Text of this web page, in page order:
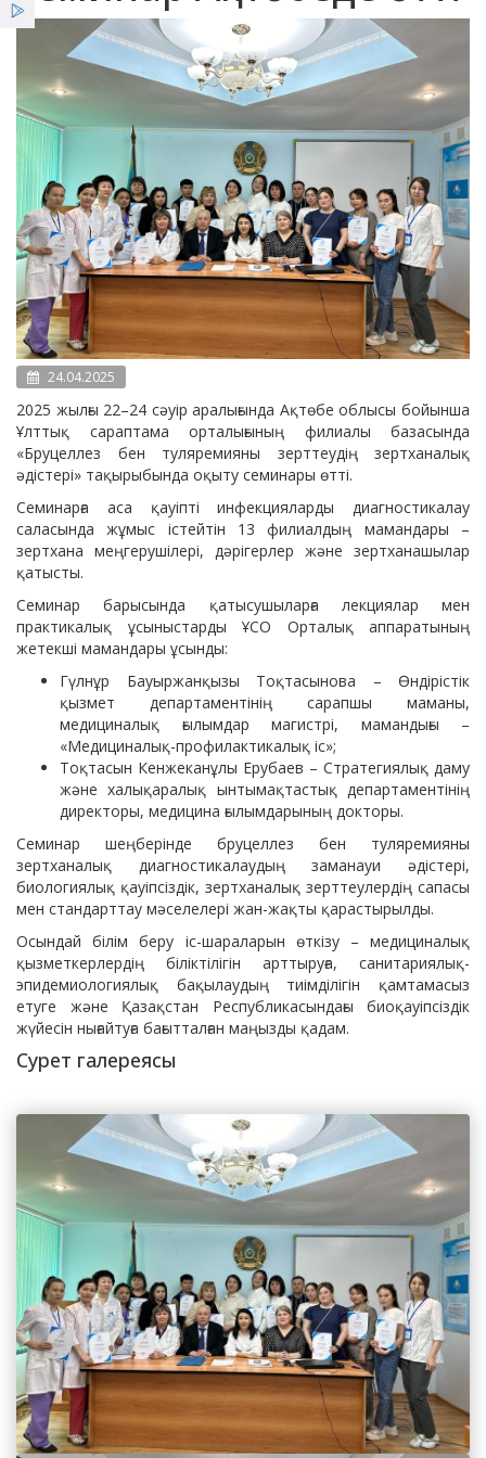
Қызметтер
Жеңілдіктер
Жаңалықтар
24.04.2025
2025 жылғы 22–24 сәуір аралығында Ақтөбе облысы бойынша
Ұлттық сараптама орталығының филиалы базасында
«Бруцеллез бен туляремияны зерттеудің зертханалық
әдістері» тақырыбында оқыту семинары өтті.
Семинарға аса қауіпті инфекцияларды диагностикалау
саласында жұмыс істейтін 13 филиалдың мамандары –
зертхана меңгерушілері, дәрігерлер және зертханашылар
қатысты.
Семинар барысында қатысушыларға лекциялар мен
практикалық ұсыныстарды ҰСО Орталық аппаратының
жетекші мамандары ұсынды:
Гүлнұр Бауыржанқызы Тоқтасынова – Өндірістік
қызмет департаментінің сарапшы маманы,
медициналық ғылымдар магистрі, мамандығы –
«Медициналық-профилактикалық іс»;
Тоқтасын Кенжеканұлы Ерубаев – Стратегиялық даму
және халықаралық ынтымақтастық департаментінің
директоры, медицина ғылымдарының докторы.
Семинар шеңберінде бруцеллез бен туляремияны
зертханалық диагностикалаудың заманауи әдістері,
биологиялық қауіпсіздік, зертханалық зерттеулердің сапасы
мен стандарттау мәселелері жан-жақты қарастырылды.
Осындай білім беру іс-шараларын өткізу – медициналық
қызметкерлердің біліктілігін арттыруға, санитариялық-
эпидемиологиялық бақылаудың тиімділігін қамтамасыз
етуге және Қазақстан Республикасындағы биоқауіпсіздік
жүйесін нығайтуға бағытталған маңызды қадам.
Сурет галереясы